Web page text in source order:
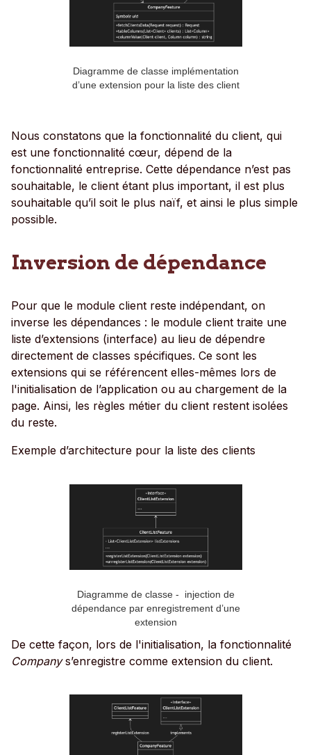
Diagramme de classe implémentation
d’une extension pour la liste des client
Nous constatons que la fonctionnalité du client, qui
est une fonctionnalité cœur, dépend de la
fonctionnalité entreprise. Cette dépendance n’est pas
souhaitable, le client étant plus important, il est plus
souhaitable qu’il soit le plus naïf, et ainsi le plus simple
possible.
Inversion de dépendance
Pour que le module client reste indépendant, on
inverse les dépendances : le module client traite une
liste d’extensions (interface) au lieu de dépendre
directement de classes spécifiques. Ce sont les
extensions qui se référencent elles-mêmes lors de
l'initialisation de l’application ou au chargement de la
page. Ainsi, les règles métier du client restent isolées
du reste.
Exemple d’architecture pour la liste des clients
Diagramme de classe - injection de
dépendance par enregistrement d’une
extension
De cette façon, lors de l'initialisation, la fonctionnalité
Companys’enregistre comme extension du client.